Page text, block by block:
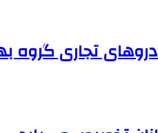
تجاری گروه